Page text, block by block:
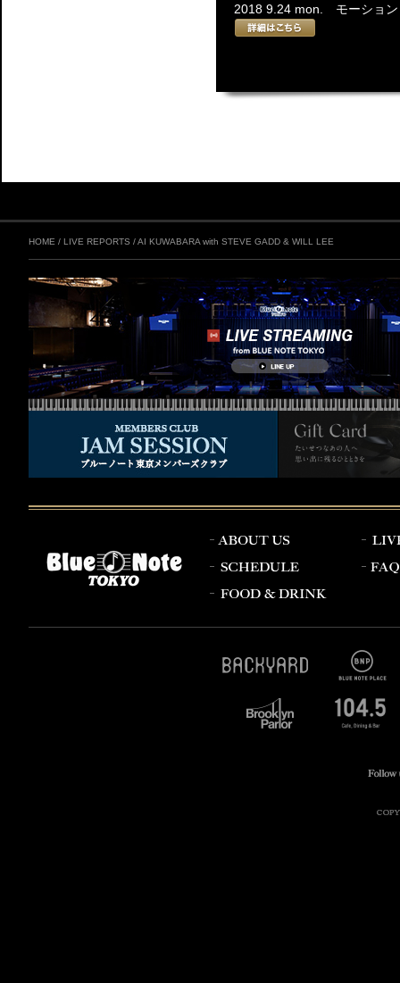
2018 9.24 mon. モーション
HOME / LIVE REPORTS /AI KUWABARA with STEVE GADD & WILL LEE